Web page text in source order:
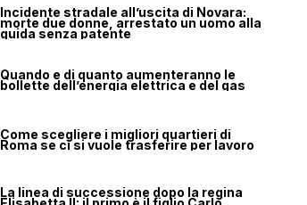
Incidente stradale all’uscita di Novara:
morte due donne, arrestato un uomo alla
guida senza patente
Quando e di quanto aumenteranno le
bollette dell’energia elettrica e del gas
Come scegliere i migliori quartieri di
Roma se ci si vuole trasferire per lavoro
La linea di successione dopo la regina